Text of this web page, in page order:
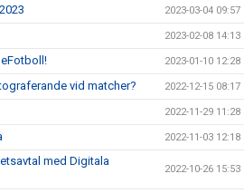
2023-03-04 09:57
2023-02-08 14:13
eFotboll! 2023-01-10 12:28
vid matcher? 2022-12-15 08:17
2022-11-29 11:28
2022-11-03 12:18
med Digitala
2022-10-26 15:53